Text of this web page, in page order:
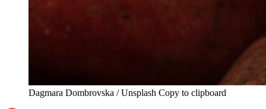
Dagmara Dombrovska / Unsplash Copy to clipboard